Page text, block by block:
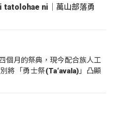
tatolohae ni｜萬山部落勇
個月的祭典，現今配合族人工
將「勇士祭(Ta‘avala)」凸顯